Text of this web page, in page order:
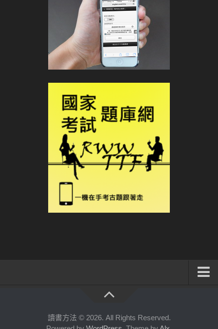
公職考試輔導計畫
讀書方法 © 2026. All Rights Reserved.